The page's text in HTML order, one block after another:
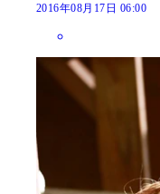
2016年08月17日 06:00